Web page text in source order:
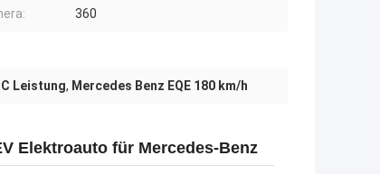
360
Leistung, Mercedes Benz EQE 180 km/h
Elektroauto für Mercedes-Benz